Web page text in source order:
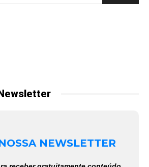
NEWSLETTER